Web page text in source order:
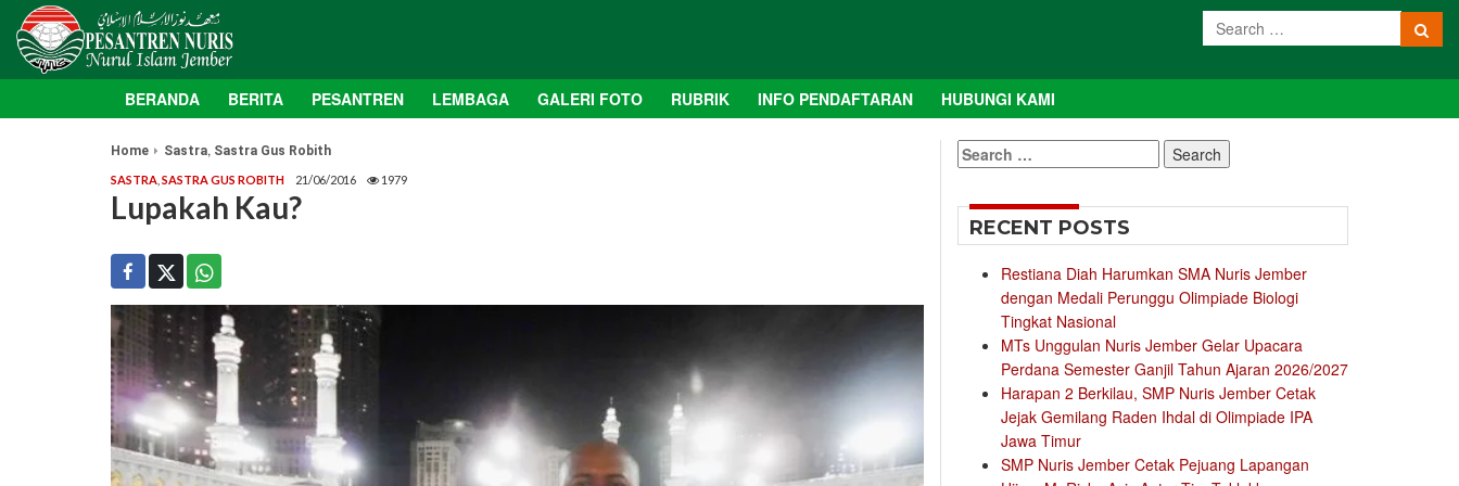
BERANDA BERITA PESANTREN LEMBAGA GALERI FOTO RUBRIK INFO PENDAFTARAN HUBUNGI KAMI
Home Sastra, Sastra Gus Robith
SASTRA SASTRA GUS ROBITH 21/06/2016 1979
Lupakah Kau?
Search
for:
RECENT POSTS
Restiana Diah Harumkan SMA Nuris Jember
dengan Medali Perunggu Olimpiade Biologi
Tingkat Nasional
MTs Unggulan Nuris Jember Gelar Upacara
Perdana Semester Ganjil Tahun Ajaran 2026/2027
Harapan 2 Berkilau, SMP Nuris Jember Cetak
Jejak Gemilang Raden Ihdal di Olimpiade IPA
Jawa Timur
SMP Nuris Jember Cetak Pejuang Lapangan